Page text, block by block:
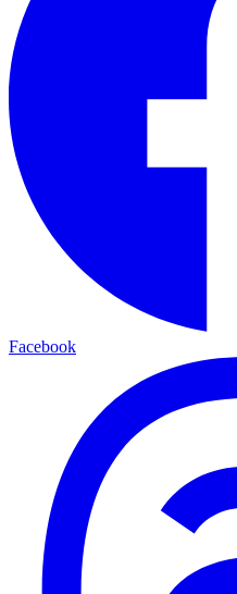
Facebook